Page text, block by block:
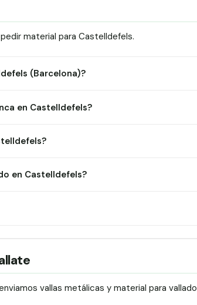
material para Castelldefels.
(Barcelona)?
en Castelldefels?
en Castelldefels?
vallas metálicas y material para vallado